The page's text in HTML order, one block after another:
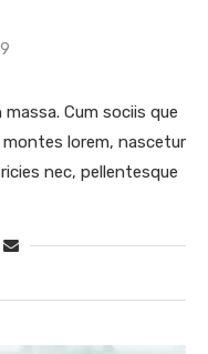
Cum sociis que
lorem, nascetur
nec, pellentesque